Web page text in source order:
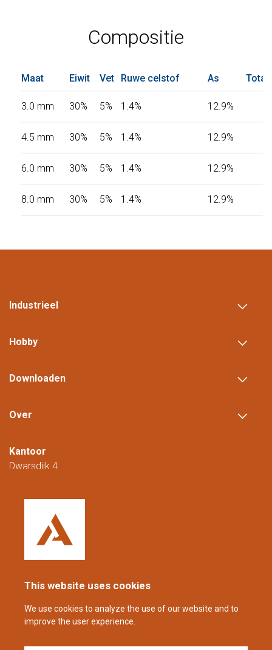
This website uses cookies
We use cookies to analyze the use of our website and to
improve the user experience.
Compositie
Maat Eiwit Vet Ruwe celstof As
3.0 mm 30% 5% 1.4% 12.9%
4.5 mm 30% 5% 1.4% 12.9%
6.0 mm 30% 5% 1.4% 12.9%
8.0 mm 30% 5% 1.4% 12.9%
Industrieel
Hobby
Downloaden
Over
Kantoor
Dwarsdijk 4
Nederland
+31 (0)88 23 42 200
08.00 tot 16.00 uur (CET/CEST).
coppens@alltech.com
Follow us